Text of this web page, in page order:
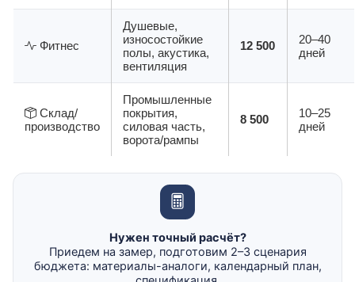
Фитнес
Душевые,
износостойкие
полы, акустика,
вентиляция
12 500
20–40
дней
Склад/
производство
Промышленные
покрытия,
силовая часть,
ворота/рампы
8 500
10–25
дней
Нужен точный расчёт?
Приедем на замер, подготовим 2–3 сценария
бюджета: материалы-аналоги, календарный план,